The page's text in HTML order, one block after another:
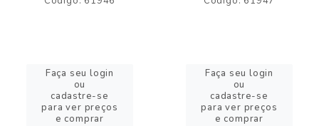
Faça seu login
ou
cadastre-se
para ver preços
e comprar
Faça seu login
ou
cadastre-se
para ver preços
e comprar